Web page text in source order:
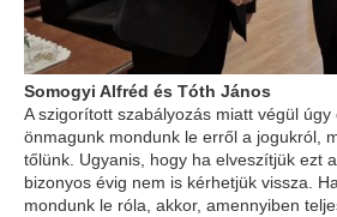
Somogyi Alfréd és Tóth János
A szigorított szabályozás miatt végül
önmagunk mondunk le erről a jogukról,
tőlünk. Ugyanis, hogy ha elveszítjük ezt
bizonyos évig nem is kérhetjük vissza.
mondunk le róla, akkor, amennyiben